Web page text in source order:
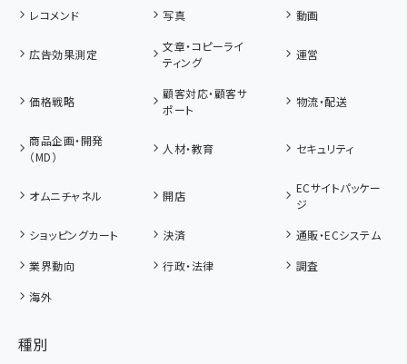
レコメンド
写真 動画
広告効果測定
文章・コピーライ
ティング
運営
価格戦略
顧客対応・顧客サ
ポート
物流・配送
商品企画・開発
（MD）
人材・教育 セキュリティ
オムニチャネル 開店
ECサイトパッケー
ジ
ショッピングカート
決済
通販・ECシステム
業界動向
行政・法律
調査
海外
種別